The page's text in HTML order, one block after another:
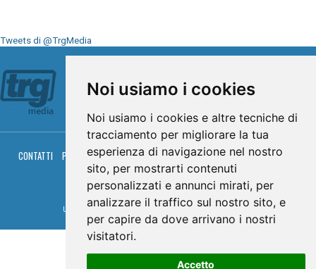
Noi usiamo i cookies
Noi usiamo i cookies e altre tecniche di
tracciamento per migliorare la tua
esperienza di navigazione nel nostro
sito, per mostrarti contenuti
personalizzati e annunci mirati, per
analizzare il traffico sul nostro sito, e
per capire da dove arrivano i nostri
visitatori.
Accetto
Tweets di @TrgMedia
CONTATTI PRIVACY COOKIES PALINSESTO DIRETTA TV
DIRETTA RADIO
RGM HITRADIO
© TRG Media 2005-2026
Umbria Televisioni s.r.l. - P.I.00496230541 - www.trgmedia.it - Powered by